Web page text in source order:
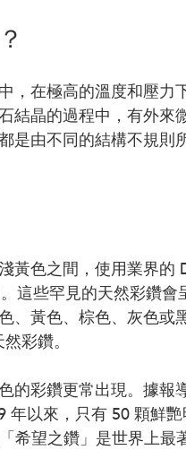
，在極高的溫度和壓力
結晶的過程中，有外來
是由不同的結構不規則
黃色之間，使用業界的
這些罕見的天然彩鑽
、黃色、棕色、灰色或
彩鑽。
的彩鑽更常出現。據報
年以來，只有 50 顆鮮
希望之鑽」是世界上最